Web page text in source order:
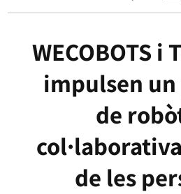
WECOBOTS i
impulsen
de
de les